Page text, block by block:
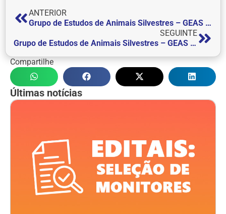
ANTERIOR
Grupo de Estudos de Animais Silvestres – GEAS realiza palestra sobre serpentes como pets
SEGUINTE
Grupo de Estudos de Animais Silvestres – GEAS realiza palestra sobre serpentes como pets
Compartilhe
Últimas notícias